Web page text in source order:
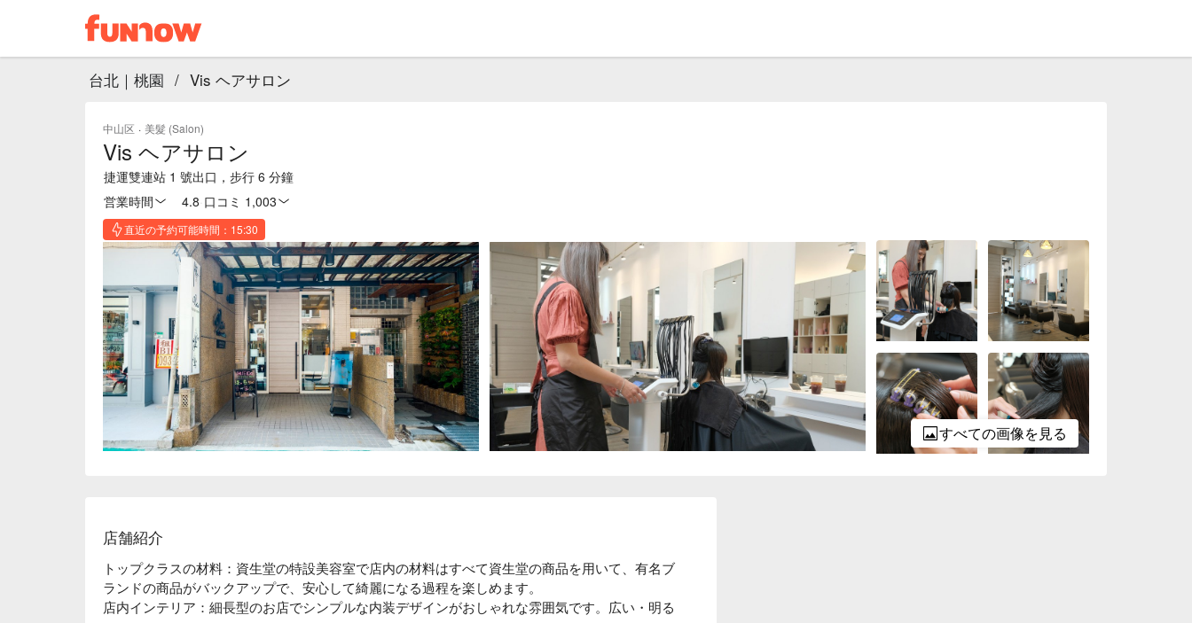
台北｜桃園 / Vis ヘアサロン
中山区 · 美髮 (Salon)
Vis ヘアサロン
捷運雙連站 1 號出口，步行 6 分鐘
営業時間
4.8 口コミ 1,003
直近の予約可能時間：15:30
すべての画像を見る
店舗紹介
トップクラスの材料：資生堂の特設美容室で店内の材料はすべて資生堂の商品を用いて、有名ブ
ランドの商品がバックアップで、安心して綺麗になる過程を楽しめます。
店内インテリア：細長型のお店でシンプルな内装デザインがおしゃれな雰囲気です。広い・明る